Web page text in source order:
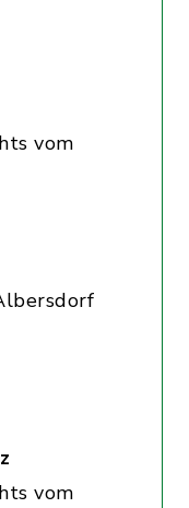
vom
vom